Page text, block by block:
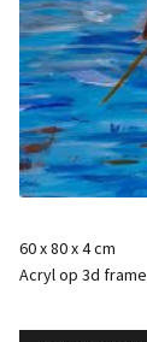
60 x 80 x 4 cm
Acryl op 3d frame